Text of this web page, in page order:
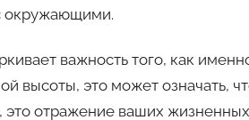
окружающими.
важность того, как
высоты, это может означать,
это отражение ваших